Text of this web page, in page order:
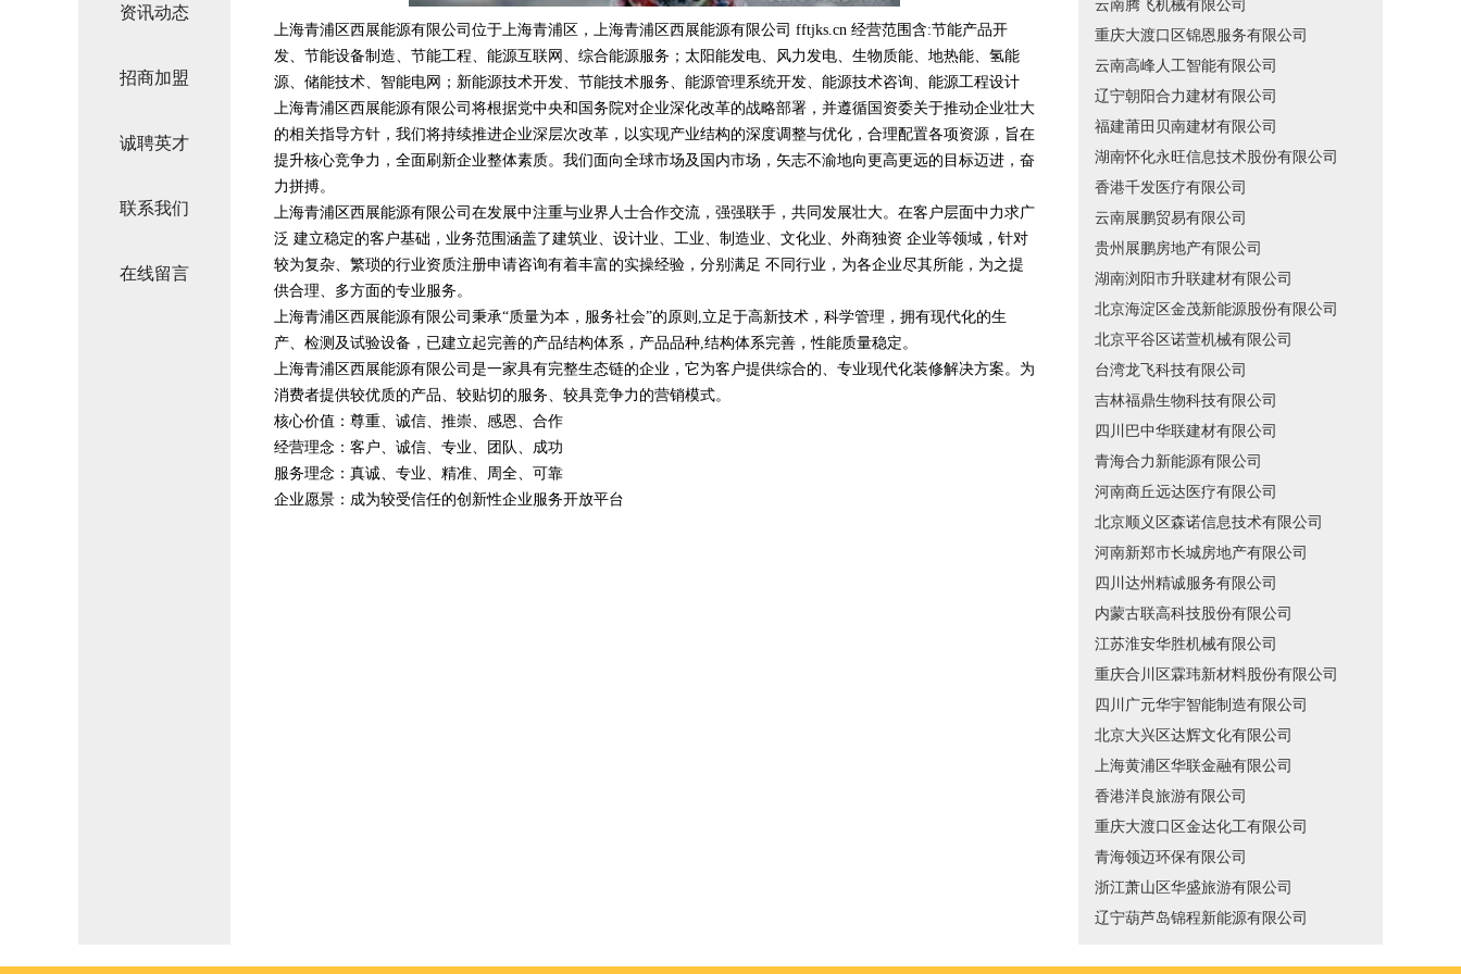
资讯动态
招商加盟
诚聘英才
联系我们
在线留言
上海青浦区西展能源有限公司位于上海青浦区，上海青浦区西展能源有限公司 fftjks.cn 经营范围含:节能产品开
发、节能设备制造、节能工程、能源互联网、综合能源服务；太阳能发电、风力发电、生物质能、地热能、氢能
源、储能技术、智能电网；新能源技术开发、节能技术服务、能源管理系统开发、能源技术咨询、能源工程设计
上海青浦区西展能源有限公司将根据党中央和国务院对企业深化改革的战略部署，并遵循国资委关于推动企业壮大
的相关指导方针，我们将持续推进企业深层次改革，以实现产业结构的深度调整与优化，合理配置各项资源，旨在
提升核心竞争力，全面刷新企业整体素质。我们面向全球市场及国内市场，矢志不渝地向更高更远的目标迈进，奋
力拼搏。
上海青浦区西展能源有限公司在发展中注重与业界人士合作交流，强强联手，共同发展壮大。在客户层面中力求广
泛 建立稳定的客户基础，业务范围涵盖了建筑业、设计业、工业、制造业、文化业、外商独资 企业等领域，针对
较为复杂、繁琐的行业资质注册申请咨询有着丰富的实操经验，分别满足 不同行业，为各企业尽其所能，为之提
供合理、多方面的专业服务。
上海青浦区西展能源有限公司秉承“质量为本，服务社会”的原则,立足于高新技术，科学管理，拥有现代化的生
产、检测及试验设备，已建立起完善的产品结构体系，产品品种,结构体系完善，性能质量稳定。
上海青浦区西展能源有限公司是一家具有完整生态链的企业，它为客户提供综合的、专业现代化装修解决方案。为
消费者提供较优质的产品、较贴切的服务、较具竞争力的营销模式。
核心价值：尊重、诚信、推崇、感恩、合作
经营理念：客户、诚信、专业、团队、成功
服务理念：真诚、专业、精准、周全、可靠
企业愿景：成为较受信任的创新性企业服务开放平台
云南腾飞机械有限公司
重庆大渡口区锦恩服务有限公司
云南高峰人工智能有限公司
辽宁朝阳合力建材有限公司
福建莆田贝南建材有限公司
湖南怀化永旺信息技术股份有限公司
香港千发医疗有限公司
云南展鹏贸易有限公司
贵州展鹏房地产有限公司
湖南浏阳市升联建材有限公司
北京海淀区金茂新能源股份有限公司
北京平谷区诺萱机械有限公司
台湾龙飞科技有限公司
吉林福鼎生物科技有限公司
四川巴中华联建材有限公司
青海合力新能源有限公司
河南商丘远达医疗有限公司
北京顺义区森诺信息技术有限公司
河南新郑市长城房地产有限公司
四川达州精诚服务有限公司
内蒙古联高科技股份有限公司
江苏淮安华胜机械有限公司
重庆合川区霖玮新材料股份有限公司
四川广元华宇智能制造有限公司
北京大兴区达辉文化有限公司
上海黄浦区华联金融有限公司
香港洋良旅游有限公司
重庆大渡口区金达化工有限公司
青海领迈环保有限公司
浙江萧山区华盛旅游有限公司
辽宁葫芦岛锦程新能源有限公司